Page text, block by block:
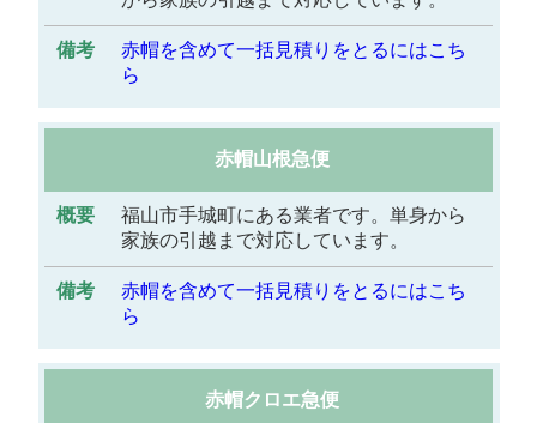
赤帽を含めて一括見積りをとるにはこち
ら
赤帽山根急便
福山市手城町にある業者です。単身から
家族の引越まで対応しています。
赤帽を含めて一括見積りをとるにはこち
ら
赤帽クロエ急便